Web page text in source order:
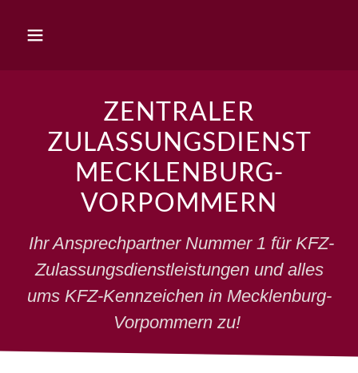
ZENTRALER
ZULASSUNGSDIENST
MECKLENBURG-
VORPOMMERN
Ihr Ansprechpartner Nummer 1 für KFZ-
Zulassungsdienstleistungen und alles
ums KFZ-Kennzeichen in Mecklenburg-
Vorpommern zu!